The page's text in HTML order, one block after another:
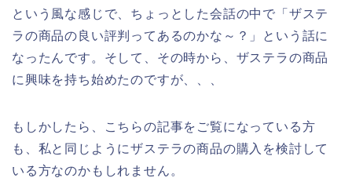
という風な感じで、ちょっとした会話の中で「ザステ
ラの商品の良い評判ってあるのかな～？」という話に
なったんです。そして、その時から、ザステラの商品
に興味を持ち始めたのですが、、、
もしかしたら、こちらの記事をご覧になっている方
も、私と同じようにザステラの商品の購入を検討して
いる方なのかもしれません。